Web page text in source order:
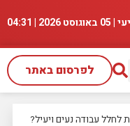
2026 |
04:31
לפרסום באתר
עבודה נעים ויעיל?